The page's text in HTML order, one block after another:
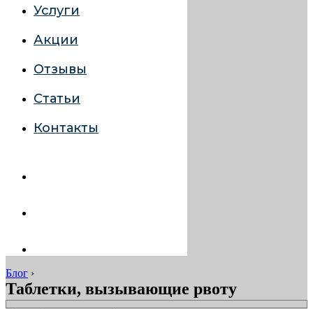
Услуги
Акции
Отзывы
Статьи
Контакты
Блог ›
Таблетки, вызывающие рвоту